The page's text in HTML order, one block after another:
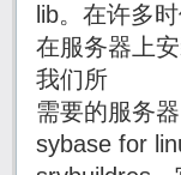
lib。在许多
在服务器上
我们所
需要的服务器
sybase for